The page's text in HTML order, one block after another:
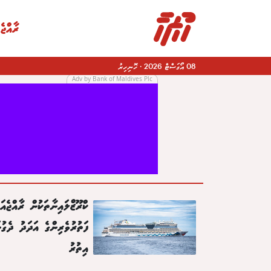
08 އޯގަސްޓް 2026 ·ހޮނިހިރު
Adv by Bank of Maldives Plc
|
ކްރޫޒްލައިނާތަކުން
ފަތުރުވެރިންގެ އަދަދު
އިތުރު